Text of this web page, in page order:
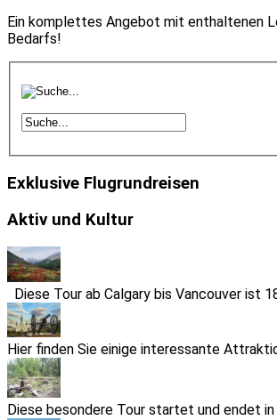
Ein komplettes Angebot mit enthaltenen
Bedarfs!
Exklusive Flugrundreisen
Aktiv und Kultur
Diese Tour ab Calgary bis Vancouver ist
Hier finden Sie einige interessante
Diese besondere Tour startet und endet in